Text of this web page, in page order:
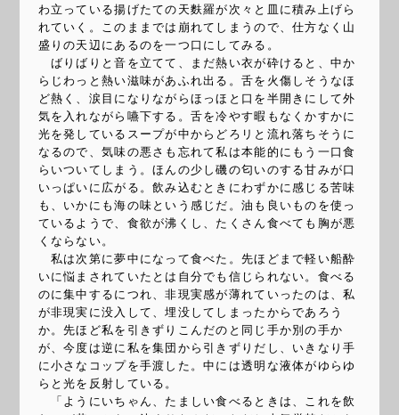
わ立っている揚げたての天麩羅が次々と皿に積み上げら
れていく。このままでは崩れてしまうので、仕方なく山
盛りの天辺にあるのを一つ口にしてみる。
ばりばりと音を立てて、まだ熱い衣が砕けると、中か
らじわっと熱い滋味があふれ出る。舌を火傷しそうなほ
ど熱く、涙目になりながらほっほと口を半開きにして外
気を入れながら嚥下する。舌を冷やす暇もなくかすかに
光を発しているスープが中からどろリと流れ落ちそうに
なるので、気味の悪さも忘れて私は本能的にもう一口食
らいついてしまう。ほんの少し磯の匂いのする甘みが口
いっぱいに広がる。飲み込むときにわずかに感じる苦味
も、いかにも海の味という感じだ。油も良いものを使っ
ているようで、食欲が沸くし、たくさん食べても胸が悪
くならない。
私は次第に夢中になって食べた。先ほどまで軽い船酔
いに悩まされていたとは自分でも信じられない。食べる
のに集中するにつれ、非現実感が薄れていったのは、私
が非現実に没入して、埋没してしまったからであろう
か。先ほど私を引きずりこんだのと同じ手か別の手か
が、今度は逆に私を集団から引きずりだし、いきなり手
に小さなコップを手渡した。中には透明な液体がゆらゆ
らと光を反射している。
「ようにいちゃん、たましい食べるときは、これを飲